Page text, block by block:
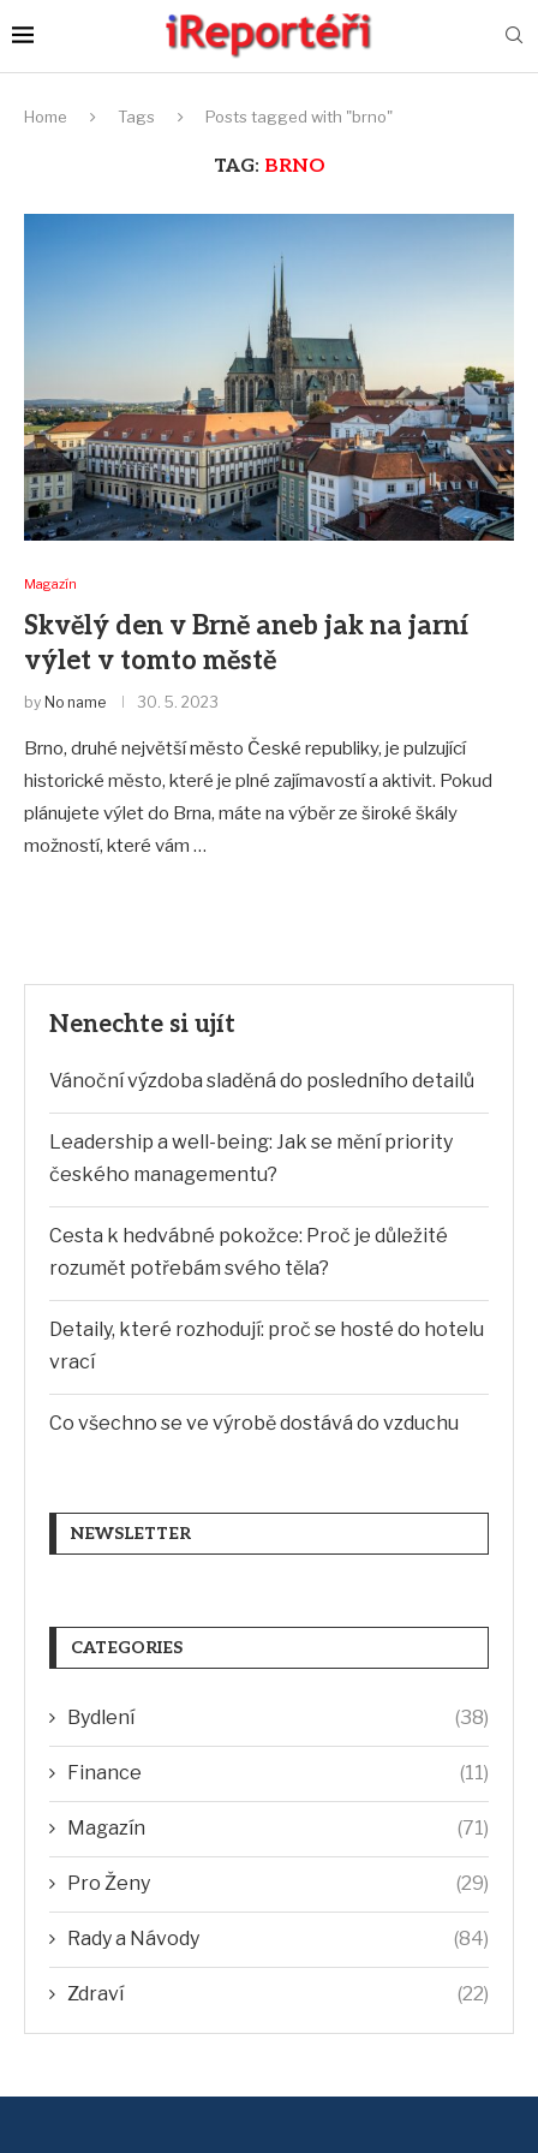
Home Tags Posts tagged with "brno"
TAG: BRNO
Magazín
Skvělý den v Brně aneb jak na jarní
výlet v tomto městě
by No name 30. 5. 2023
Brno, druhé největší město České republiky, je pulzující
historické město, které je plné zajímavostí a aktivit. Pokud
plánujete výlet do Brna, máte na výběr ze široké škály
možností, které vám …
Nenechte si ujít
Vánoční výzdoba sladěná do posledního detailů
Leadership a well-being: Jak se mění priority
českého managementu?
Cesta k hedvábné pokožce: Proč je důležité
rozumět potřebám svého těla?
Detaily, které rozhodují: proč se hosté do hotelu
vrací
Co všechno se ve výrobě dostává do vzduchu
NEWSLETTER
CATEGORIES
Bydlení (38)
Finance (11)
Magazín (71)
Pro Ženy (29)
Rady a Návody (84)
Zdraví (22)